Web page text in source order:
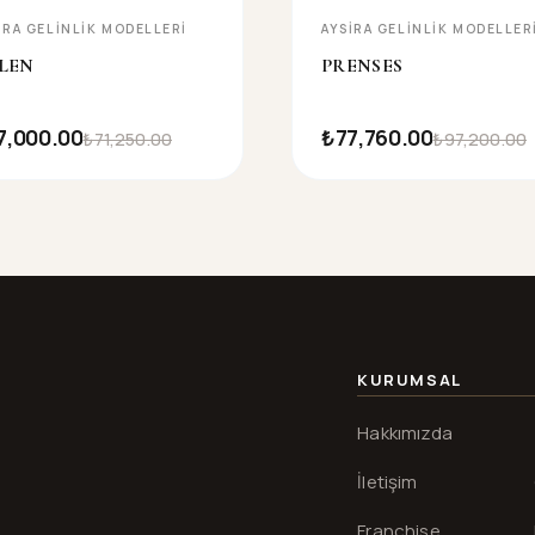
GELINLIK MODELLERI
₺71,250.00
AYSIRA GELINLIK
PRENSES
₺97,200.00
₺77,760.00
KURUMSAL
Hakkımızda
İletişim